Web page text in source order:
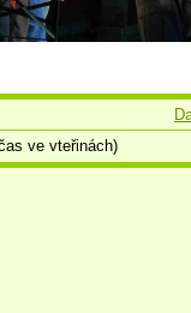
ve vteřinách)